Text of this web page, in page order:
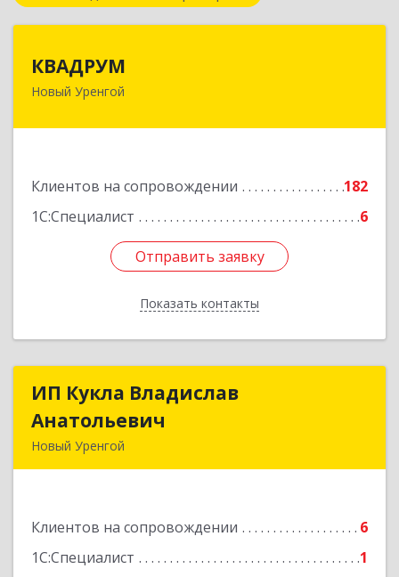
КВАДРУМ
Новый Уренгой
Клиентов на сопровождении
182
1С:Специалист
6
Отправить заявку
Показать контакты
629309, Ямало-Ненецкий АО, Новый Уренгой г,
Отправить заявку
Назад
ИП Кукла Владислав
Анатольевич
Новый Уренгой
Клиентов на сопровождении
6
1С:Специалист
1
ИП Кукла Владислав
Подробнее